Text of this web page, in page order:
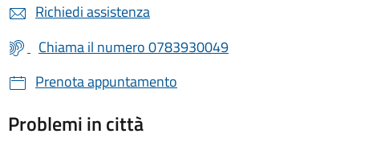
Richiedi assistenza
Chiama il numero 0783930049
Prenota appuntamento
Problemi in città